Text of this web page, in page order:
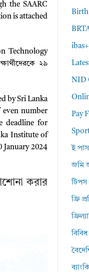
the SAARC
is attached
Technology
২৯
by Sri Lanka
number
deadline for
Institute of
2024
করার
Birth
NID
Pay
ই
জমি
টিপস
ফ্রি